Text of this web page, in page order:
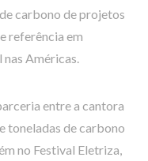
carbono de projetos
referência em
Américas.
entre a cantora
toneladas de carbono
no Festival Eletriza,